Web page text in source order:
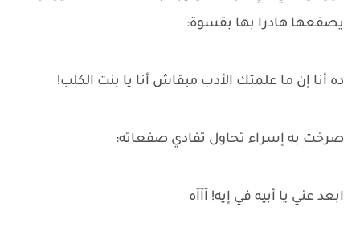
يصفعها هادرا بها بقسوة:
ده أنا إن ما علمتك الأدب مبقاش أنا يا بنت الكلب!
صرخت به إسراء تحاول تفادي صفعاته:
ابعد عني يا أبيه في إيه! آآآه